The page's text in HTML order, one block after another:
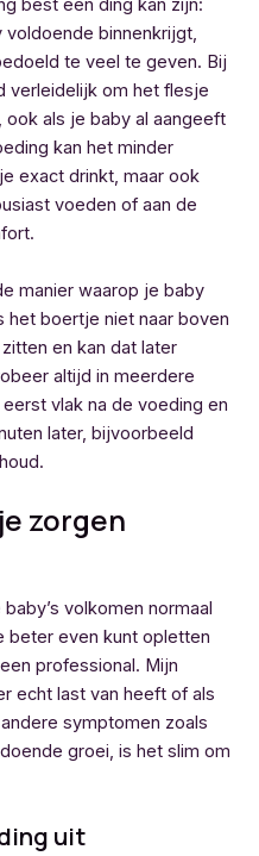
best een ding kan zijn:
binnenkrijgt,
te veel te geven. Bij
verleidelijk om het flesje
ook als je baby al aangeeft
kan het minder
exact drinkt, maar ook
voeden of aan de
manier waarop je baby
het boertje niet naar boven
en kan dat later
altijd in meerdere
vlak na de voeding en
later, bijvoorbeeld
zorgen
volkomen normaal
beter even kunt opletten
professional. Mijn
echt last van heeft of als
symptomen zoals
groei, is het slim om
uit